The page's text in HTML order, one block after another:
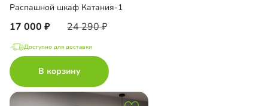
Распашной шкаф Катания-1
17 000 24 290
Доступно для доставки
В корзину